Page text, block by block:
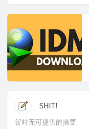
SHIT!
暂时无可提供的摘要